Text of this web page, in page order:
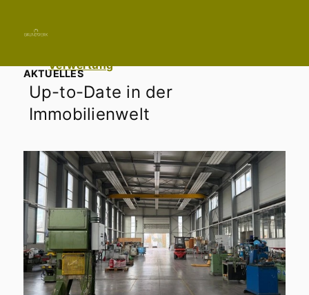
Verwertung
AKTUELLES
Up-to-Date in der
Immobilienwelt